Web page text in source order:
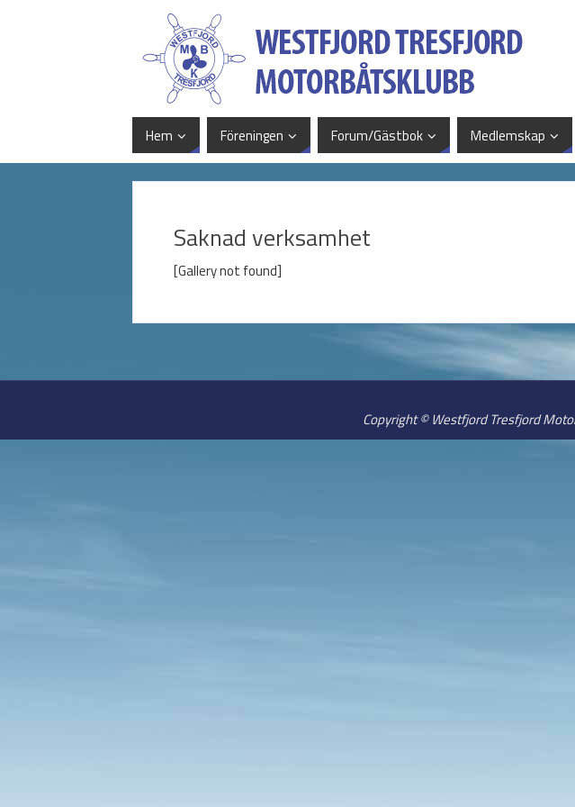
Hem Föreningen Forum/Gästbok Medlemskap
Saknad verksamhet
[Gallery not found]
Copyright © Westfjord Tresfjord